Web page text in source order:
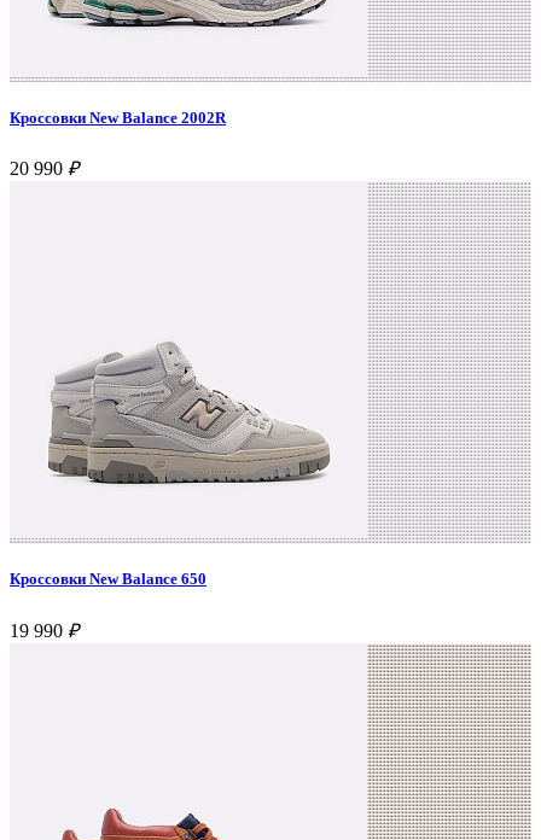
Кроссовки New Balance 2002R
20 990 ₽
Кроссовки New Balance 650
19 990 ₽